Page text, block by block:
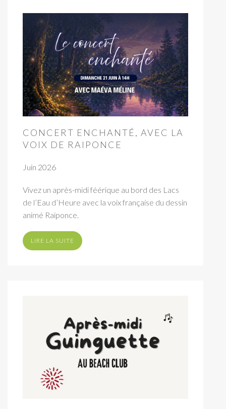
CONCERT ENCHANTÉ, AVEC LA
VOIX DE RAIPONCE
Juin 2026
Vivez un après-midi féérique au bord des Lacs
de l’Eau d’Heure avec la voix française du dessin
animé Raiponce.
LIRE LA SUITE